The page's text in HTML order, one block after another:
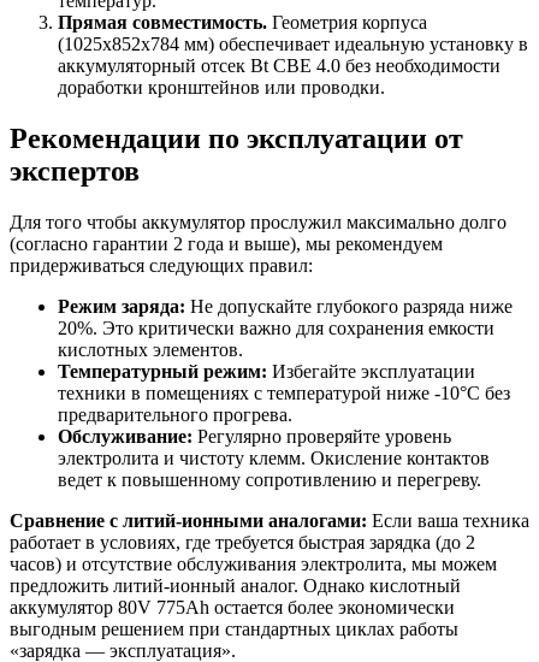
Прямая совместимость. Геометрия корпуса
(1025x852x784 мм) обеспечивает идеальную установку в
аккумуляторный отсек Bt CBE 4.0 без необходимости
доработки кронштейнов или проводки.
Рекомендации по эксплуатации от
экспертов
Для того чтобы аккумулятор прослужил максимально долго
(согласно гарантии 2 года и выше), мы рекомендуем
придерживаться следующих правил:
Режим заряда: Не допускайте глубокого разряда ниже
20%. Это критически важно для сохранения емкости
кислотных элементов.
Температурный режим: Избегайте эксплуатации
техники в помещениях с температурой ниже -10°C без
предварительного прогрева.
Обслуживание: Регулярно проверяйте уровень
электролита и чистоту клемм. Окисление контактов
ведет к повышенному сопротивлению и перегреву.
Сравнение с литий-ионными аналогами: Если ваша техника
работает в условиях, где требуется быстрая зарядка (до 2
часов) и отсутствие обслуживания электролита, мы можем
предложить литий-ионный аналог. Однако кислотный
аккумулятор 80V 775Ah остается более экономически
выгодным решением при стандартных циклах работы
«зарядка — эксплуатация».